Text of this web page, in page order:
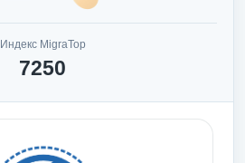
Индекс MigraTop
7250